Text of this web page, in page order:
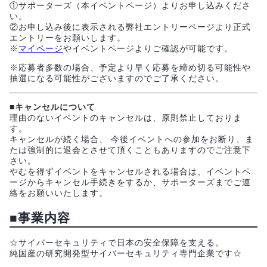
①サポーターズ（本イベントページ）よりお申し込みくださ
い。
②お申し込み後に表示される弊社エントリーページより正式
エントリーをお願いします。
※ マイページやイベントページよりご確認が可能です。
※応募者多数の場合、予定より早く応募を締め切る可能性や
抽選になる可能性がございますのでご了承ください。
■キャンセルについて
理由のないイベントのキャンセルは、原則禁止しておりま
す。
キャンセルが続く場合、 今後イベントへの参加をお断り、ま
たは強制的に退会とさせて頂くこともありますのでご注意下
さい。
やむを得ずイベントをキャンセルされる場合は、イベントペ
ージからキャンセル手続きをするか、サポーターズまでご連
絡をお願いいたします。
■事業内容
☆サイバーセキュリティで日本の安全保障を支える。
純国産の研究開発型サイバーセキュリティ専門企業です☆